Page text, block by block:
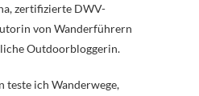
zertifizierte DWV-
von Wanderführern
Outdoorbloggerin.
teste ich Wanderwege,